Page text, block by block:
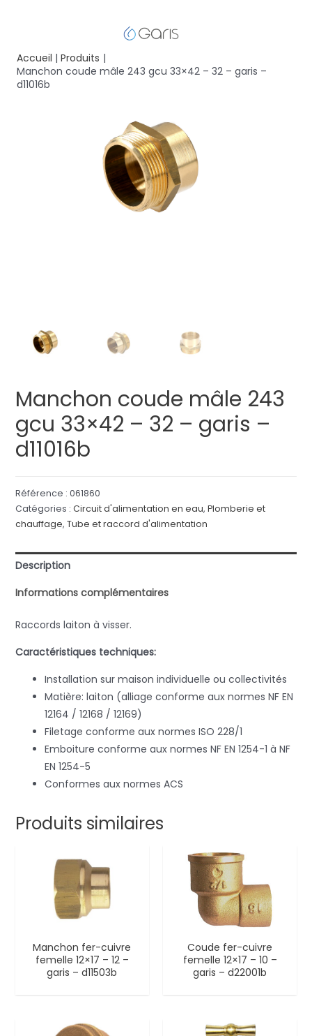
Accueil
Produits
Manchon coude mâle 243 gcu 33×42 – 32 – garis –
d11016b
Manchon coude mâle 243
gcu 33×42 – 32 – garis –
d11016b
Référence : 061860
Catégories : Circuit d'alimentation en eau, Plomberie et
chauffage, Tube et raccord d'alimentation
Description
Informations complémentaires
Raccords laiton à visser.
Caractéristiques techniques:
Installation sur maison individuelle ou collectivités
Matière: laiton (alliage conforme aux normes NF EN
12164 / 12168 / 12169)
Filetage conforme aux normes ISO 228/1
Emboiture conforme aux normes NF EN 1254-1 à NF
EN 1254-5
Conformes aux normes ACS
Produits similaires
Manchon fer-cuivre
femelle 12×17 – 12 –
garis – d11503b
Coude fer-cuivre
femelle 12×17 – 10 –
garis – d22001b